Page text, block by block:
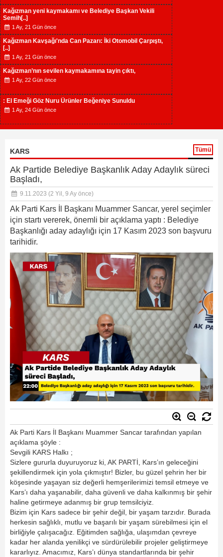
Kağızman yeni kaymakamı ve Belediye Başkan Vekili
Semih[..]
1 Ay, 21 Gün önce
Kağızman Kavşağı'nda Can Pazarı: İki Otomobil Çarpıştı,
[..]
1 Ay, 21 Gün önce
Kağızman’nın sevilen kaymakamına tayin çıktı,
1 Ay, 22 Gün önce
: El Emeği Göz Nuru Ürünler Beğeniye Sunuldu
1 Ay, 24 Gün önce
KARS Tümü
Ak Partide Belediye Başkanlık Aday Adaylık süreci
Başladı,
9.11.2023 (2 Yil, 9 Ay önce)
Ak Parti Kars İl Başkanı Muammer Sancar, yerel seçimler
için startı vererek, önemli bir açıklama yaptı : Belediye
Başkanlığı aday adaylığı için 17 Kasım 2023 son başvuru
tarihidir.
Ak Parti Kars İl Başkanı Muammer Sancar tarafından yapılan
açıklama şöyle :
Sevgili KARS Halkı ;
Sizlere gururla duyuruyoruz ki, AK PARTİ, Kars’ın geleceğini
şekillendirmek için yola çıkmıştır! Bizler, bu güzel şehrin her bir
köşesinde yaşayan siz değerli hemşerilerimizi temsil etmeye ve
Kars’ı daha yaşanabilir, daha güvenli ve daha kalkınmış bir şehir
haline getirmeye adanmış bir grup temsilciyiz.
Bizim için Kars sadece bir şehir değil, bir yaşam tarzıdır. Burada
herkesin sağlıklı, mutlu ve başarılı bir yaşam sürebilmesi için el
birliğiyle çalışacağız. Eğitimden sağlığa, ulaşımdan çevreye
kadar her alanda yenilikçi ve sürdürülebilir projeler geliştirmeye
kararlıyız. Amacımız, Kars’ı dünya standartlarında bir şehir